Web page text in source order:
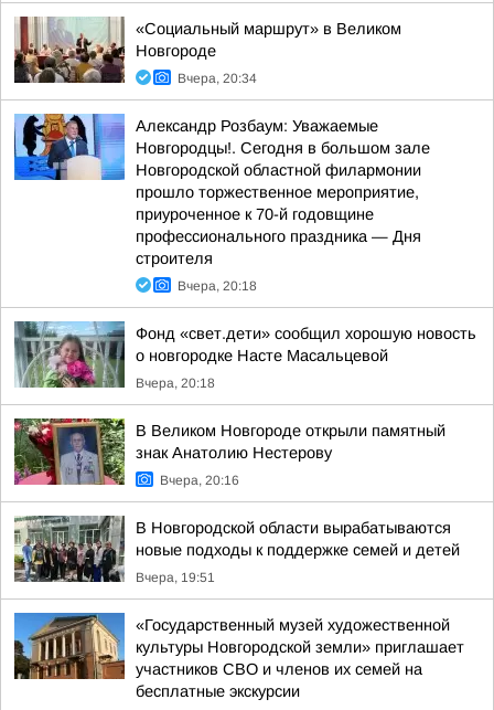
«Социальный маршрут» в Великом
Новгороде
Вчера, 20:34
Александр Розбаум: Уважаемые
Новгородцы!. Сегодня в большом зале
Новгородской областной филармонии
прошло торжественное мероприятие,
приуроченное к 70-й годовщине
профессионального праздника — Дня
строителя
Вчера, 20:18
Фонд «свет.дети» сообщил хорошую новость
о новгородке Насте Масальцевой
Вчера, 20:18
В Великом Новгороде открыли памятный
знак Анатолию Нестерову
Вчера, 20:16
В Новгородской области вырабатываются
новые подходы к поддержке семей и детей
Вчера, 19:51
«Государственный музей художественной
культуры Новгородской земли» приглашает
участников СВО и членов их семей на
бесплатные экскурсии